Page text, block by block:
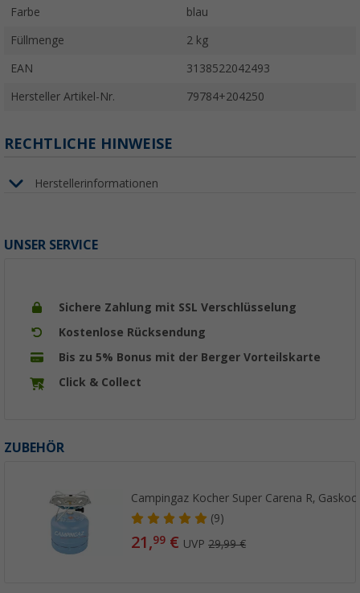
Farbe blau
Füllmenge 2 kg
EAN 3138522042493
Hersteller Artikel-Nr. 79784+204250
RECHTLICHE HINWEISE
Herstellerinformationen
UNSER SERVICE
Sichere Zahlung mit SSL Verschlüsselung
Kostenlose Rücksendung
Bis zu 5% Bonus mit der Berger Vorteilskarte
Click & Collect
ZUBEHÖR
Campingaz Kocher Super Carena R,
(9)
21,99 € UVP29,99 €